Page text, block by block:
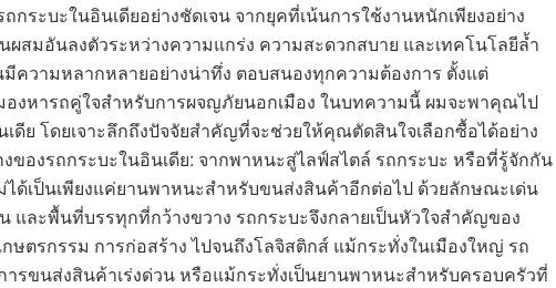
กระบะในอินเดียอย่างชัดเจน จากยุคที่เน้นการใช้งานหนักเพียงอย่าง
ผสมอันลงตัวระหว่างความแกร่ง ความสะดวกสบาย และเทคโนโลยีล้ำ
ความหลากหลายอย่างน่าทึ่ง ตอบสนองทุกความต้องการ ตั้งแต่
องหารถคู่ใจสำหรับการผจญภัยนอกเมือง ในบทความนี้ ผมจะพาคุณไป
ดีย โดยเจาะลึกถึงปัจจัยสำคัญที่จะช่วยให้คุณตัดสินใจเลือกซื้อได้อย่าง
ของรถกระบะในอินเดีย: จากพาหนะสู่ไลฟ์สไตล์ รถกระบะ หรือที่รู้จักกัน
ได้เป็นเพียงแค่ยานพาหนะสำหรับขนส่งสินค้าอีกต่อไป ด้วยลักษณะเด่น
และพื้นที่บรรทุกที่กว้างขวาง รถกระบะจึงกลายเป็นหัวใจสำคัญของ
ษตรกรรม การก่อสร้าง ไปจนถึงโลจิสติกส์ แม้กระทั่งในเมืองใหญ่ รถ
ารขนส่งสินค้าเร่งด่วน หรือแม้กระทั่งเป็นยานพาหนะสำหรับครอบครัวที่